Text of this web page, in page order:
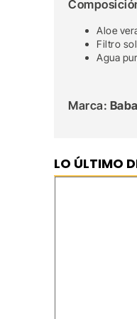
Aloe
Filtro
Agua
Marca:
LO ÚLTIMO